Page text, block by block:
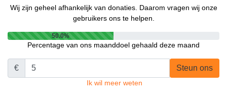
Wij zijn geheel afhankelijk van donaties. Daarom vragen wij onze
gebruikers ons te helpen.
50.0%
Percentage van ons maanddoel gehaald deze maand
€ Steun ons
Ik wil meer weten